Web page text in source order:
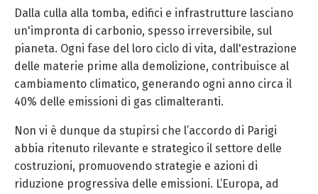
Dalla culla alla tomba, edifici e infrastrutture lasciano
un'impronta di carbonio, spesso irreversibile, sul
pianeta. Ogni fase del loro ciclo di vita, dall'estrazione
delle materie prime alla demolizione, contribuisce al
cambiamento climatico, generando ogni anno circa il
40% delle emissioni di gas climalteranti.
Non vi è dunque da stupirsi che l’accordo di Parigi
abbia ritenuto rilevante e strategico il settore delle
costruzioni, promuovendo strategie e azioni di
riduzione progressiva delle emissioni. L’Europa, ad